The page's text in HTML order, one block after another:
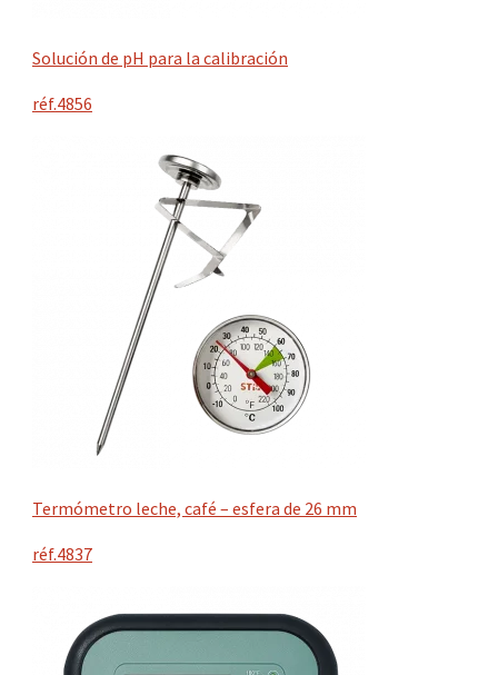
Solución de pH para la calibración
réf.4856
Termómetro leche, café – esfera de 26 mm
réf.4837